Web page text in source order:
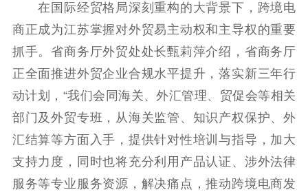
在国际经贸格局深刻重构的大背景下，跨境电
商正成为江苏掌握对外贸易主动权和主导权的重要
抓手。省商务厅外贸处处长甄莉萍介绍，省商务厅
正全面推进外贸企业合规水平提升，落实新三年行
动计划，“我们会同海关、外汇管理、贸促会等相关
部门及外贸专班，从海关监管、知识产权保护、外
汇结算等方面入手，提供针对性培训与指导，加大
支持力度，同时也将充分利用产品认证、涉外法律
服务等专业服务资源，解决痛点，推动跨境电商发